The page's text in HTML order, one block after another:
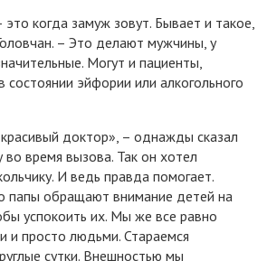
когда замуж зовут. Бывает и такое,
– Это делают мужчины, у
Могут и пациенты,
состоянии эйфории или алкогольного
доктор», – однажды сказал
во время вызова. Так он хотел
И ведь правда помогает.
папы обращают внимание детей на
успокоить их. Мы же все равно
и просто людьми. Стараемся
сутки. Внешностью мы